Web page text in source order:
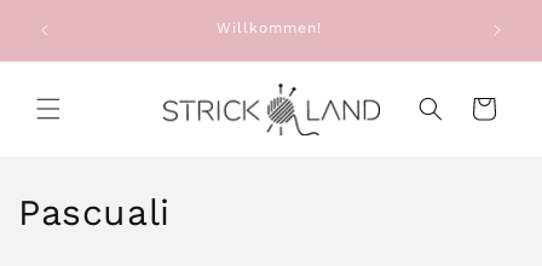
Inhalt
Willkommen!
Warenkorb
K
Pascuali